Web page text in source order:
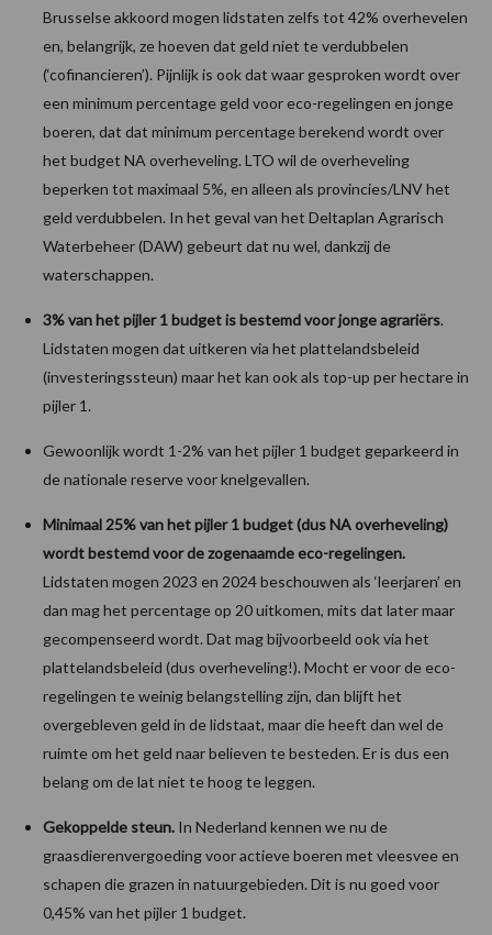
Brusselse akkoord mogen lidstaten zelfs tot 42% overhevelen
en, belangrijk, ze hoeven dat geld niet te verdubbelen
(‘cofinancieren’). Pijnlijk is ook dat waar gesproken wordt over
een minimum percentage geld voor eco-regelingen en jonge
boeren, dat dat minimum percentage berekend wordt over
het budget NA overheveling. LTO wil de overheveling
beperken tot maximaal 5%, en alleen als provincies/LNV het
geld verdubbelen. In het geval van het Deltaplan Agrarisch
Waterbeheer (DAW) gebeurt dat nu wel, dankzij de
waterschappen.
3% van het pijler 1 budget is bestemd voor jonge agrariërs.
Lidstaten mogen dat uitkeren via het plattelandsbeleid
(investeringssteun) maar het kan ook als top-up per hectare in
pijler 1.
Gewoonlijk wordt 1-2% van het pijler 1 budget geparkeerd in
de nationale reserve voor knelgevallen.
Minimaal 25% van het pijler 1 budget (dus NA overheveling)
wordt bestemd voor de zogenaamde eco-regelingen.
Lidstaten mogen 2023 en 2024 beschouwen als ‘leerjaren’ en
dan mag het percentage op 20 uitkomen, mits dat later maar
gecompenseerd wordt. Dat mag bijvoorbeeld ook via het
plattelandsbeleid (dus overheveling!). Mocht er voor de eco-
regelingen te weinig belangstelling zijn, dan blijft het
overgebleven geld in de lidstaat, maar die heeft dan wel de
ruimte om het geld naar believen te besteden. Er is dus een
belang om de lat niet te hoog te leggen.
Gekoppelde steun. In Nederland kennen we nu de
graasdierenvergoeding voor actieve boeren met vleesvee en
schapen die grazen in natuurgebieden. Dit is nu goed voor
0,45% van het pijler 1 budget.